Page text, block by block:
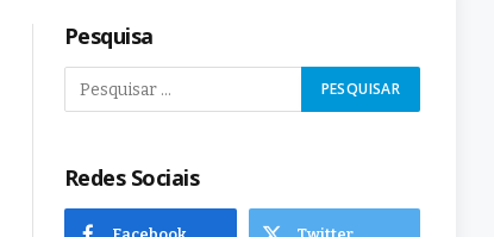
Pesquisa
Redes Sociais